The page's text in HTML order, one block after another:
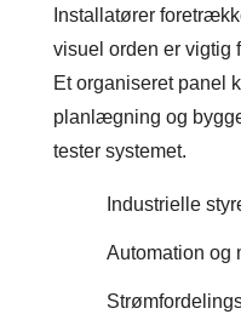
Installatører
visuel orden er vigtig
Et organiseret panel
planlægning og
tester systemet.
Industrielle
Automation og